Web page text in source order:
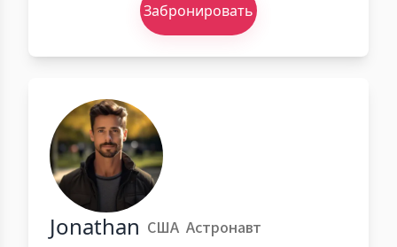
Забронировать
Jonathan США Астронавт